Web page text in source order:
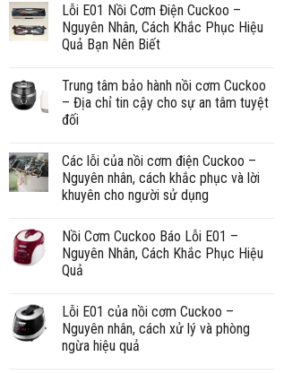
Lỗi E01 Nồi Cơm Điện Cuckoo –
Nguyên Nhân, Cách Khắc Phục Hiệu
Quả Bạn Nên Biết
Trung tâm bảo hành nồi cơm Cuckoo
– Địa chỉ tin cậy cho sự an tâm tuyệt
đối
Các lỗi của nồi cơm điện Cuckoo –
Nguyên nhân, cách khắc phục và lời
khuyên cho người sử dụng
Nồi Cơm Cuckoo Báo Lỗi E01 –
Nguyên Nhân, Cách Khắc Phục Hiệu
Quả
Lỗi E01 của nồi cơm Cuckoo –
Nguyên nhân, cách xử lý và phòng
ngừa hiệu quả